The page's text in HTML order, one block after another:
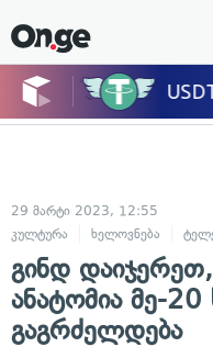
29 მარტი 2023, 12:55
კულტურა
ხელოვნება
გინდ
ანატომია მე-
გაგრძელდება